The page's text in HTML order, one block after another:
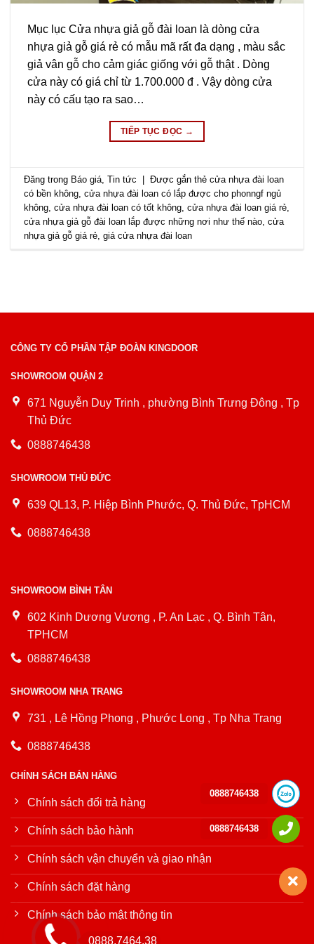
Mục lục Cửa nhựa giả gỗ đài loan là dòng cửa
nhựa giả gỗ giá rẻ có mẫu mã rất đa dạng , màu sắc
giả vân gỗ cho cảm giác giống với gỗ thật . Dòng
cửa này có giá chỉ từ 1.700.000 đ . Vậy dòng cửa
này có cấu tạo ra sao…
TIẾP TỤC ĐỌC →
Đăng trong Báo giá ,Tin tức | Được gắn thẻcửa nhựa đài loan
có bền không ,cửa nhựa đài loan có lắp được cho phonngf ngủ
không ,cửa nhựa đài loan có tốt không ,cửa nhựa đài loan giá rẻ
cửa nhựa giả gỗ đài loan lắp được những nơi như thế nào ,cửa
nhựa giả gỗ giá rẻ ,giá cửa nhựa đài loan
CÔNG TY CỔ PHẦN TẬP ĐOÀN KINGDOOR
SHOWROOM QUẬN 2
671 Nguyễn Duy Trinh , phường Bình Trưng Đông , Tp
Thủ Đức
0888746438
SHOWROOM THỦ ĐỨC
639 QL13, P. Hiệp Bình Phước, Q. Thủ Đức, TpHCM
0888746438
SHOWROOM BÌNH TÂN
602 Kinh Dương Vương , P. An Lạc , Q. Bình Tân,
TPHCM
0888746438
SHOWROOM NHA TRANG
731 , Lê Hồng Phong , Phước Long , Tp Nha Trang
0888746438
CHÍNH SÁCH BÁN HÀNG
Chính sách đổi trả hàng
Chính sách bảo hành
Chính sách vận chuyển và giao nhận
Chính sách đặt hàng
Chính sách bảo mật thông tin
0888.7464.38
0888746438
0888746438